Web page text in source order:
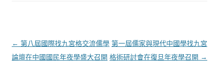
文
章
← 第八屆國際找九宮格交流儒學
論壇在中國國民年夜學盛大召開
第一屆儒家與現代中國學找九宮
格術研討會在復旦年夜學召開 →